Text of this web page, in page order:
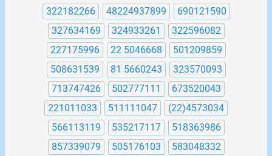
322182266 48224937899
690121590
327634169
324933261
322596082
227175996
22 5046668
501209859
508631539
81 5660243
323570093
713747426
502777111
673520043
221011033
511111047
(22)4573034
566113119
535217117
518363986
857339079
505176103
583048332